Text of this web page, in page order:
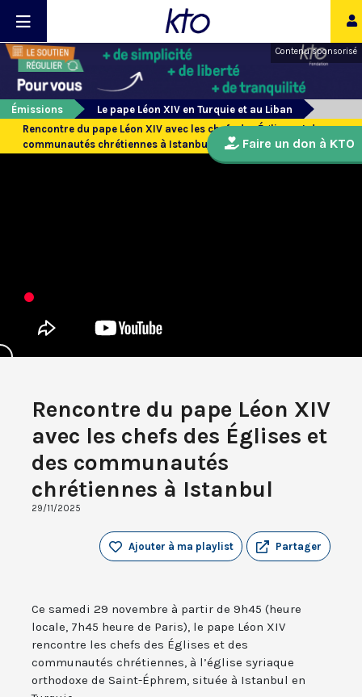
Contenu sponsorisé
Émissions
Le pape Léon XIV en Turquie et au Liban
Rencontre du pape Léon XIV avec les chefs des Églises et des
communautés chrétiennes à Istanbul
Rencontre du pape Léon XIV
avec les chefs des Églises et
des communautés
chrétiennes à Istanbul
29/11/2025
Partager
Ajouter à ma playlist
Ce samedi 29 novembre à partir de 9h45 (heure
locale, 7h45 heure de Paris), le pape Léon XIV
rencontre les chefs des Églises et des
communautés chrétiennes, à l’église syriaque
orthodoxe de Saint-Éphrem, située à Istanbul en
Faire un don à KTO